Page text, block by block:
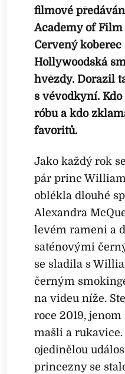
filmové
Academy of
Červený
Hollywoodská
hvězdy. Dorazil
s vévodkyní.
róbu a kdo
favoritů.
Jako každý rok
pár princ
oblékla dlouhé
Alexandra
levém rameni a
saténovými
se sladila s
černým
na videu níže.
roce 2019,
mašli a rukavice.
ojedinělou
princezny se